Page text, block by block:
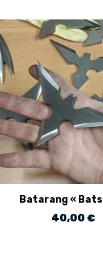
Batarang «
40,00€